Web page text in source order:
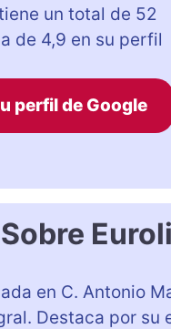
un total de 52
de 4,9 en su perfil
perfil de Google
Sobre
en C. Antonio
Destaca por su